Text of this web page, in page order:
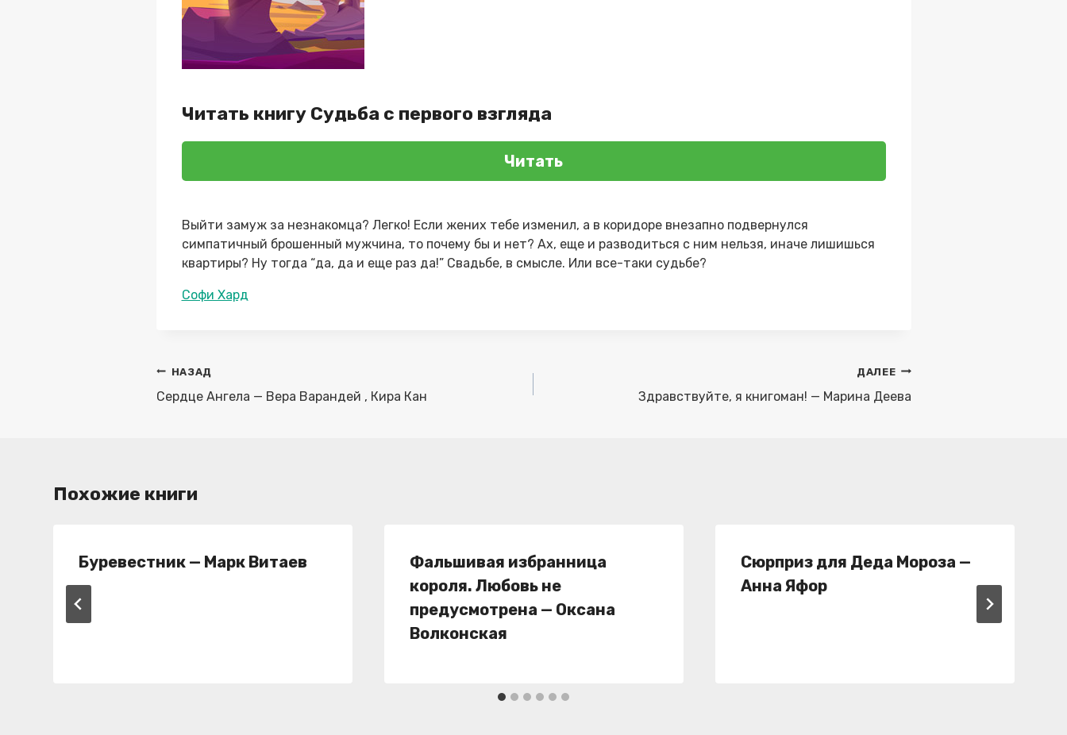
Читать книгу Судьба с первого взгляда
Читать
Выйти замуж за незнакомца? Легко! Если жених тебе изменил, а в коридоре внезапно подвернулся
симпатичный брошенный мужчина, то почему бы и нет? Ах, еще и разводиться с ним нельзя, иначе лишишься
квартиры? Ну тогда “да, да и еще раз да!” Свадьбе, в смысле. Или все-таки судьбе?
Метки
Софи Хард
Навигация
по
НАЗАД
Сердце Ангела — Вера Варандей , Кира Кан
ДАЛЕЕ
Здравствуйте, я книгоман! — Марина Деева
Похожие книги
Буревестник — Марк Витаев
Фальшивая избранница
короля. Любовь не
предусмотрена — Оксана
Волконская
Сюрприз для Деда Мороза —
Анна Яфор